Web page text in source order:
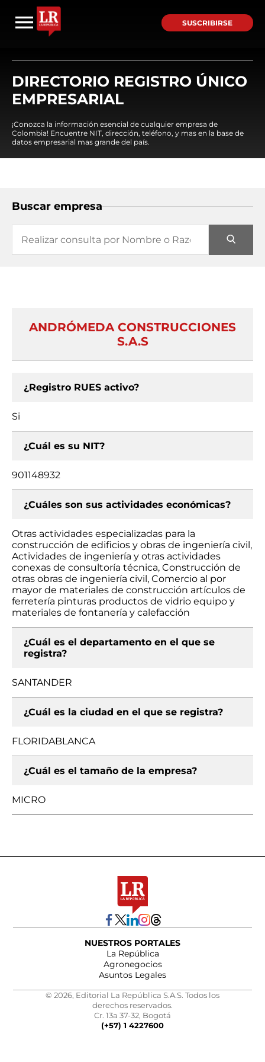
SUSCRIBIRSE
DIRECTORIO REGISTRO ÚNICO
EMPRESARIAL
¡Conozca la información esencial de cualquier empresa de
Colombia! Encuentre NIT, dirección, teléfono, y mas en la base de
datos empresarial mas grande del país.
Buscar empresa
ANDRÓMEDA CONSTRUCCIONES
S.A.S
¿Registro RUES activo?
Si
¿Cuál es su NIT?
901148932
¿Cuáles son sus actividades económicas?
Otras actividades especializadas para la
construcción de edificios y obras de ingeniería civil,
Actividades de ingeniería y otras actividades
conexas de consultoría técnica, Construcción de
otras obras de ingeniería civil, Comercio al por
mayor de materiales de construcción artículos de
ferretería pinturas productos de vidrio equipo y
materiales de fontanería y calefacción
¿Cuál es el departamento en el que se
registra?
SANTANDER
¿Cuál es la ciudad en el que se registra?
FLORIDABLANCA
¿Cuál es el tamaño de la empresa?
MICRO
NUESTROS PORTALES
La República
Agronegocios
Asuntos Legales
© 2026, Editorial La República S.A.S. Todos los
derechos reservados.
Cr. 13a 37-32, Bogotá
(+57) 1 4227600